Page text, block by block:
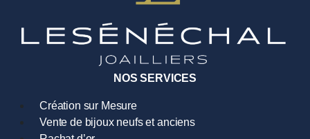
NOS SERVICES
Création sur Mesure
Vente de bijoux neufs et anciens